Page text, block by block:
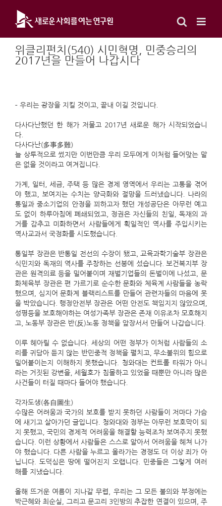
content
위클리펀치(540) 시민혁명, 민중승리의
2017년을 만들어 나갑시다
– 우리는 광장을 지킬 것이고, 끝내 이길 것입니다.
다사다난했던 한 해가 저물고 2017년 새로운 해가 시작되었습니
다.
다사다난(多事多難)
늘 상투적으로 썼지만 이번만큼 우리 모두에게 이처럼 들어맞는 말
은 없을 것이라고 여겨집니다.
가계, 일터, 세금, 주택 등 많은 경제 영역에서 우리는 고통을 겪어
야 했고, 보여지는 수치는 양극화와 절망을 드러냈습니다. 나라의
통일과 중소기업의 안정을 꾀하고자 했던 개성공단은 아무런 예고
도 없이 하루아침에 폐쇄되었고, 정권은 자신들의 친일, 독재의 과
거를 감추고 미화하면서 사람들에게 획일적인 역사를 주입시키는
역사교과서 국정화를 시도했습니다.
통일부 장관은 반통일 전선의 수장이 됐고, 교육과학기술부 장관은
식민지와 독재의 역사를 주창하는 선봉에 섰습니다. 보건복지부 장
관은 원격의료 등을 밀어붙이며 재벌기업들의 돈벌이에 나섰고, 문
화체육부 장관은 편 가르기로 순수한 문화와 체육계 사람들을 농락
했으며, 심지어 문화계 블랙리스트를 만들어 관련자들의 마음에 못
을 박았습니다. 행정안전부 장관은 어떤 안전도 책임지지 않았으며,
성평등을 보호해야하는 여성가족부 장관은 존재 이유조차 모호해지
고, 노동부 장관은 반(反)노동 정책을 앞장서서 만들어 나갑습니다.
이루 헤아릴 수 없습니다. 세상의 어떤 정부가 이처럼 사람들의 소
리를 귀담아 듣지 않는 반민중적 정책을 펼치고, 무소불위의 힘으로
밀어붙이는지 이해하지 못했습니다. 청와대는 컨트롤 타워가 아니
라는 거짓된 강변을, 세월호가 침몰하고 있었을 때뿐만 아니라 많은
사건들이 터질 때마다 들어야 했습니다.
각자도생(各自圖生)
수많은 어려움과 국가의 보호를 받지 못하던 사람들이 저마다 가슴
에 새기고 살아가던 글입니다. 청와대와 정부는 아무런 보호막이 되
지 못했고, 국민의 경제적 어려움을 해결할 능력조차 보여주지 못했
습니다. 이런 상황에서 사람들은 스스로 알아서 어려움을 헤쳐 나가
야 했습니다. 다른 사람을 누르고 올라가는 경쟁도 더 이상 죄가 아
닙니다. 도덕심은 땅에 떨어진지 오랩니다. 민중들은 그렇게 여러
해를 지냈습니다.
올해 뜨거운 여름이 지나갈 무렵, 우리는 그 모든 불의와 부정에는
박근혜와 최순실, 그리고 문고리 3인방의 추잡한 연결이 있으며, 주